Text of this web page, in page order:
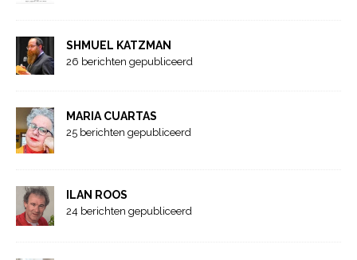
SHMUEL KATZMAN
26 berichten gepubliceerd
MARIA CUARTAS
25 berichten gepubliceerd
ILAN ROOS
24 berichten gepubliceerd